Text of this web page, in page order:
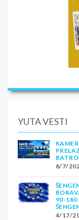
YUTA VESTI
8/7/
90-180
4/17/